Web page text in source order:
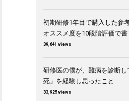
初期研修1年目で購入した参
オススメ度を10段階評価で書
39,641 views
研修医の僕が、難病を診断
死」を経験し思ったこと
33,925 views